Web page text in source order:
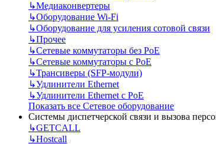
↳Медиаконвертеры
↳Оборудование Wi-Fi
↳Оборудование для усиления сотовой связи
↳Прочее
↳Сетевые коммутаторы без РоЕ
↳Сетевые коммутаторы с РоЕ
↳Трансиверы (SFP-модули)
↳Удлинители Ethernet
↳Удлинители Ethernet с PoE
Показать все Сетевое оборудование
Системы диспетчерской связи и вызова
↳GETCALL
↳Hostcall